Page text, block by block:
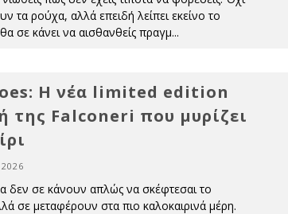
τα ρούχα, αλλά επειδή λείπει εκείνο το
σε κάνει να αισθανθείς πραγμ...
Η νέα limited edition
της Falconeri που μυρίζει
δεν σε κάνουν απλώς να σκέφτεσαι το
σε μεταφέρουν στα πιο καλοκαιρινά μέρη.